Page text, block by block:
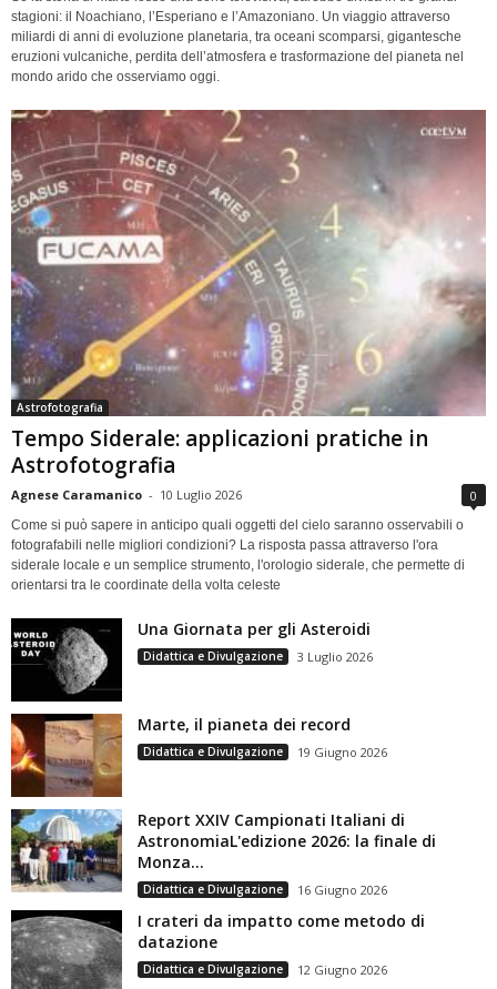
stagioni: il Noachiano, l’Esperiano e l’Amazoniano. Un viaggio attraverso
miliardi di anni di evoluzione planetaria, tra oceani scomparsi, gigantesche
eruzioni vulcaniche, perdita dell’atmosfera e trasformazione del pianeta nel
mondo arido che osserviamo oggi.
Astrofotografia
Tempo Siderale: applicazioni pratiche in
Astrofotografia
Agnese Caramanico - 10 Luglio 2026 0
Come si può sapere in anticipo quali oggetti del cielo saranno osservabili o
fotografabili nelle migliori condizioni? La risposta passa attraverso l'ora
siderale locale e un semplice strumento, l'orologio siderale, che permette di
orientarsi tra le coordinate della volta celeste
Una Giornata per gli Asteroidi
Didattica e Divulgazione 3 Luglio 2026
Marte, il pianeta dei record
Didattica e Divulgazione 19 Giugno 2026
Report XXIV Campionati Italiani di
AstronomiaL'edizione 2026: la finale di
Monza...
Didattica e Divulgazione 16 Giugno 2026
I crateri da impatto come metodo di
datazione
Didattica e Divulgazione 12 Giugno 2026